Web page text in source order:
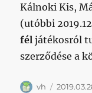
Kálnoki Kis,
(utóbbi
féljátékosról
szerződése a
Szerző
vh